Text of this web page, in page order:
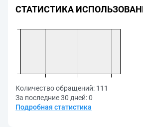
СТАТИСТИКА
Количество обращений: 111
За последние 30 дней:0
Подробная статистика